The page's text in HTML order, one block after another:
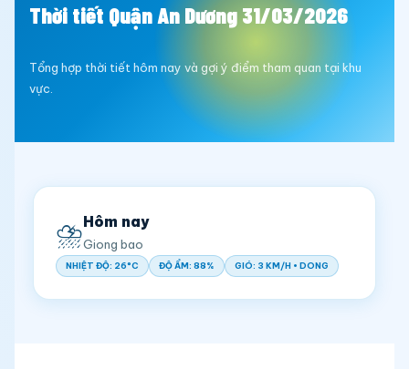
Thời tiết Quận An Dương 31/03/2026
Tổng hợp thời tiết hôm nay và gợi ý điểm tham quan tại khu
vực.
⛈️Hôm nay
Giong bao
NHIỆT ĐỘ: 26°C ĐỘ ẨM: 88% GIÓ: 3 KM/H • DONG